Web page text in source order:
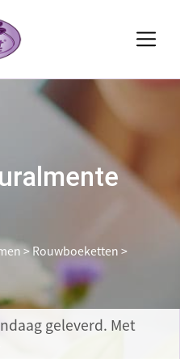
>Rouwboeketten>
geleverd. Met